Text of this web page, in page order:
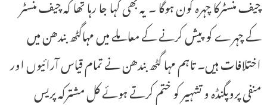
کے چہرے کو پیش کرنے کے معاملے میں مہاگٹھ بندھن میں
اختلافات ہیں۔ تاہم مہا گٹھ بندھن نے تمام قیاس آرائیوں اور
منفی پروپگنڈہ و تشہیر کو ختم کرتے ہوئے کل مشترکہ پریس